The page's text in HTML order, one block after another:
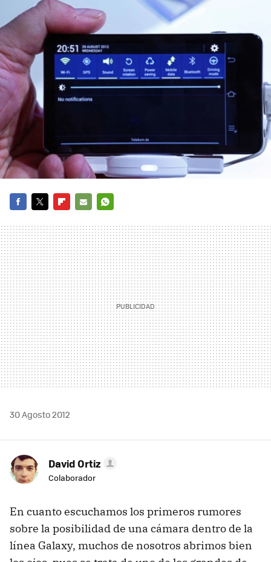
MAIL
30 Agosto 2012
David Ortiz
Colaborador
En cuanto escuchamos los primeros rumores
sobre la posibilidad de una cámara dentro de la
línea Galaxy, muchos de nosotros abrimos bien